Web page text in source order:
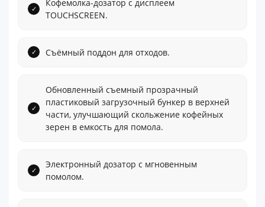
Кофемолка-дозатор с дисплеем
TOUCHSCREEN.
Съёмный поддон для отходов.
Обновленный съемный прозрачный
пластиковый загрузочный бункер в верхней
части, улучшающий скольжение кофейных
зерен в емкость для помола.
Электронный дозатор с мгновенным
помолом.